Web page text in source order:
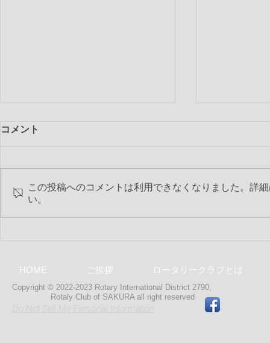
『創立50周年記念誌』進呈の
ボランティ
コメント
この投稿へのコメントは利用できなくなりました。詳
い。
HOME ご挨拶 ロータリークラブとは
Copyright © 2022-2023 Rotary International District 2790,
Rotaly Club of SAKURA all right reserved